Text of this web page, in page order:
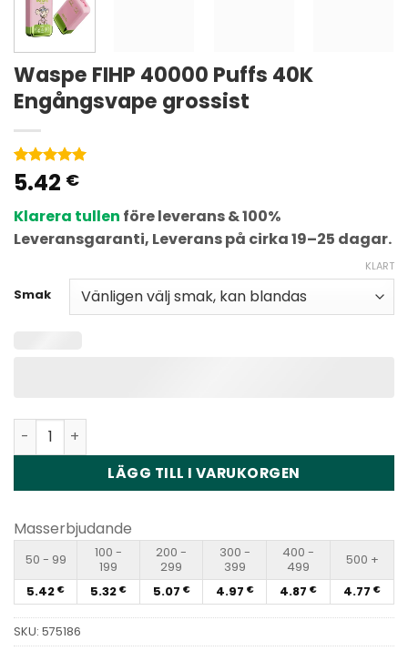
Waspe FIHP 40000 Puffs 40K
Engångsvape grossist
Betygsatt5
av 5
2
kundbetyg
5.42 €
Klarera tullen före leverans & 100%
Leveransgaranti, Leverans på cirka 19–25 dagar.
Smak
KLART
Waspe FIHP 40000 Puffs 40K Disposable Vape
LÄGG TILL I VARUKORGEN
Masserbjudande
50 - 99
100 -
199
200 -
299
300 -
399
400 -
499
500 +
5.42 € 5.32 € 5.07 € 4.97 € 4.87 € 4.77 €
SKU: 575186